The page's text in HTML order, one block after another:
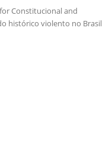
Constitucional and
histórico violento no Brasil